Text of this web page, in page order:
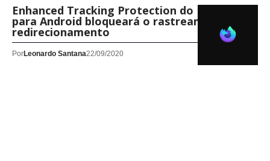
Enhanced Tracking Protection do Firefox
para Android bloqueará o rastreamento de
redirecionamento
PorLeonardo Santana22/09/2020